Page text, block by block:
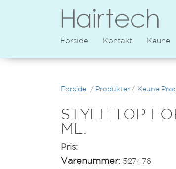
Forside Kontakt Keune
Forside / Produkter / Keune
STYLE TOP
ML.
Pris:
Varenummer: 527476